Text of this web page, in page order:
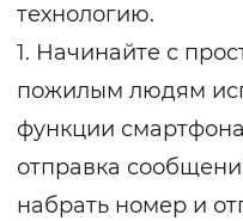
технологию.
1. Начинайте с
пожилым людям
функции
отправка
набрать номер и